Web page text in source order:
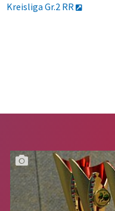
Kreisliga Gr.2 RR